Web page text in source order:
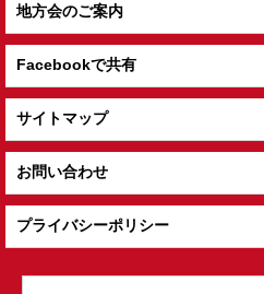
地方会のご案内
Facebookで共有
サイトマップ
お問い合わせ
プライバシーポリシー